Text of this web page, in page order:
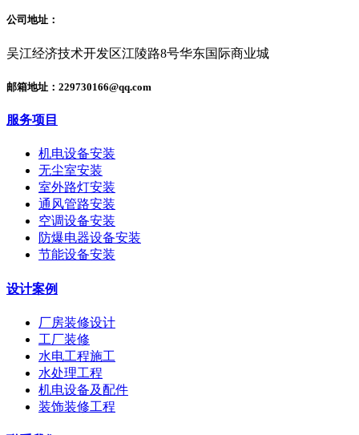
公司地址：
吴江经济技术开发区江陵路8号华东国际商业城
邮箱地址：229730166@qq.com
服务项目
机电设备安装
无尘室安装
室外路灯安装
通风管路安装
空调设备安装
防爆电器设备安装
节能设备安装
设计案例
厂房装修设计
工厂装修
水电工程施工
水处理工程
机电设备及配件
装饰装修工程